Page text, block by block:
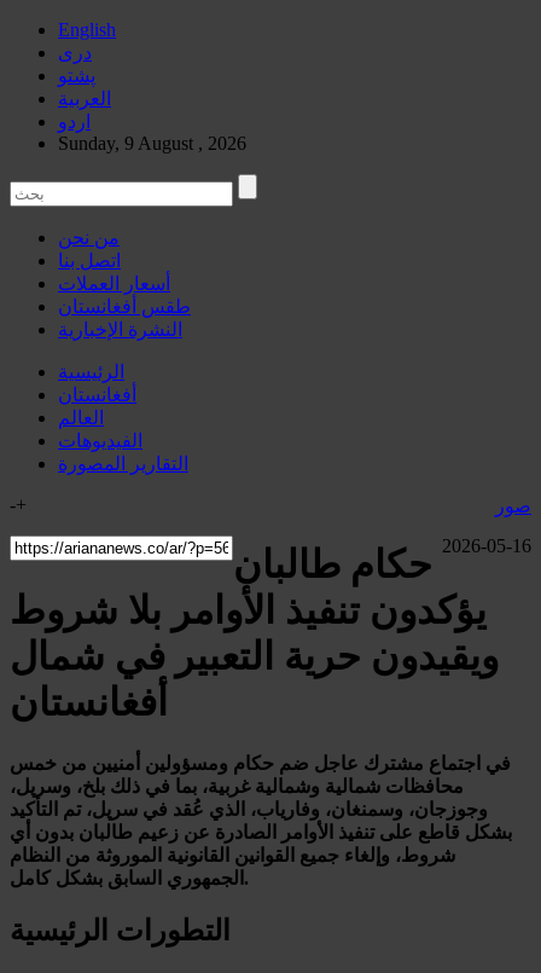
English
دری
پشتو
العربیة
اردو
Sunday, 9 August , 2026
من نحن
اتصل بنا
أسعار العملات
طقس أفغانستان
النشرة الإخبارية
الرئيسية
أفغانستان
العالم
الفیدیوهات
التقاریر المصورة
صور -+
2026-05-16 حكام طالبان
يؤكدون تنفيذ الأوامر بلا شروط
ويقيدون حرية التعبير في شمال
أفغانستان
في اجتماع مشترك عاجل ضم حكام ومسؤولين أمنيين من خمس
محافظات شمالية وشمالية غربية، بما في ذلك بلخ، وسرپل،
وجوزجان، وسمنغان، وفارياب، الذي عُقد في سرپل، تم التأكيد
بشكل قاطع على تنفيذ الأوامر الصادرة عن زعيم طالبان بدون أي
شروط، وإلغاء جميع القوانين القانونية الموروثة من النظام
الجمهوري السابق بشكل كامل.
التطورات الرئيسية